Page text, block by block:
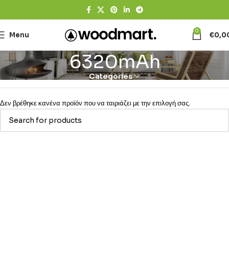
Menu 0 €
6320mAh
Categories
Δεν βρέθηκε κανένα προϊόν που να ταιριάζει με την επιλογή σας.